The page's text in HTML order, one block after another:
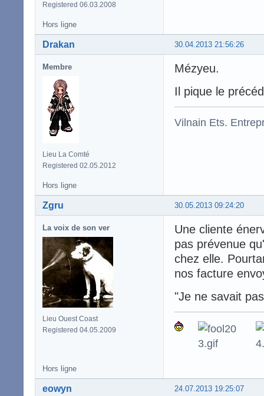
Registered 06.03.2008
Hors ligne
30.04.2013 21:56:26
Drakan
Membre
Lieu La Comté
Registered 02.05.2012
Mézyeu.
Il pique le
Vilnain Ets.
Hors ligne
30.05.2013 09:24:20
Zgru
La voix de son ver
Lieu Ouest Coast
Registered 04.05.2009
Une cliente
pas prévenue
chez elle.
nos facture
"Je ne savait
Hors ligne
24.07.2013 19:25:07
eowyn